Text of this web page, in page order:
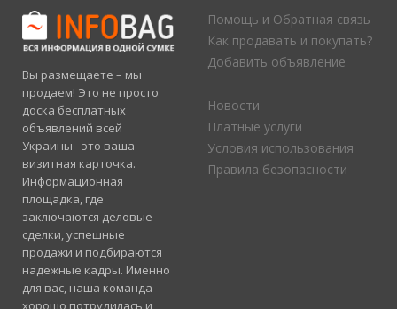
Вы размещаете – мы
продаем! Это не просто
доска бесплатных
объявлений всей
Украины - это ваша
визитная карточка.
Информационная
площадка, где
заключаются деловые
сделки, успешные
продажи и подбираются
надежные кадры. Именно
для вас, наша команда
хорошо потрудилась и
Помощь и Обратная связь
Как продавать и покупать?
Добавить объявление
Новости
Платные услуги
Условия использования
Правила безопасности